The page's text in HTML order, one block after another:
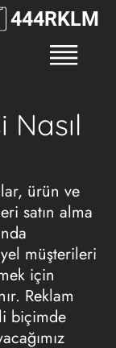
444RKLM
ürün ve
satın alma
müşterileri
için
Reklam
biçimde